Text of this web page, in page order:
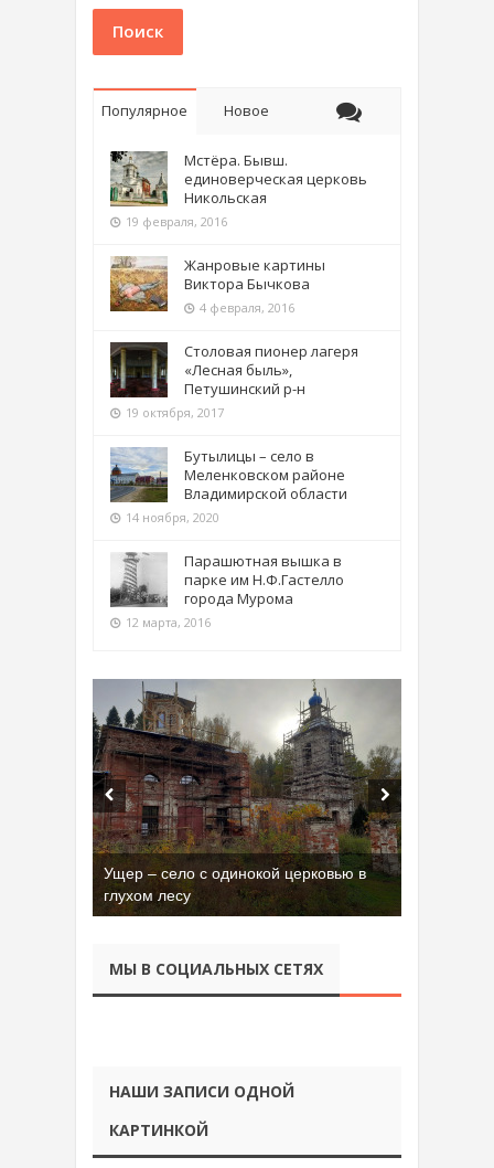
Поиск
Популярное Новое
Мстёра. Бывш.
единоверческая церковь
Никольская
19 февраля, 2016
Жанровые картины
Виктора Бычкова
4 февраля, 2016
Столовая пионер лагеря
«Лесная быль»,
Петушинский р-н
19 октября, 2017
Бутылицы – село в
Меленковском районе
Владимирской области
14 ноября, 2020
Парашютная вышка в
парке им Н.Ф.Гастелло
города Мурома
12 марта, 2016
Ущер – село с одинокой церковью в
глухом лесу
МЫ В СОЦИАЛЬНЫХ СЕТЯХ
НАШИ ЗАПИСИ ОДНОЙ
КАРТИНКОЙ